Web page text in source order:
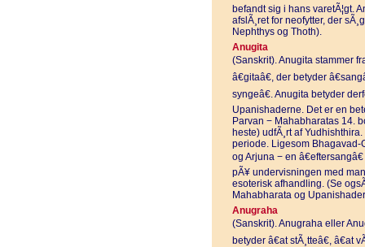
befandt sig i hans varetÃ¦gt.
afslÃ¸ret for neofytter, der
Nephthys og Thoth).
Anugita
(Sanskrit). Anugita stammer fra
â€gitaâ€, der betyder
syngeâ€. Anugita betyder
Upanishaderne. Det er en
Parvan − Mahabharatas 14.
heste) udfÃ¸rt af
periode. Ligesom Bhagavad-
og Arjuna − en
pÃ¥ undervisningen med
esoterisk afhandling. (Se
Mahabharata og
Anugraha
(Sanskrit). Anugraha eller
betyder â€at stÃ¸tteâ€, â€at